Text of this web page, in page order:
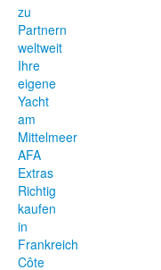
zu
Partnern
weltweit
Ihre
eigene
Yacht
am
Mittelmeer
AFA
Extras
Richtig
kaufen
in
Frankreich
Côte